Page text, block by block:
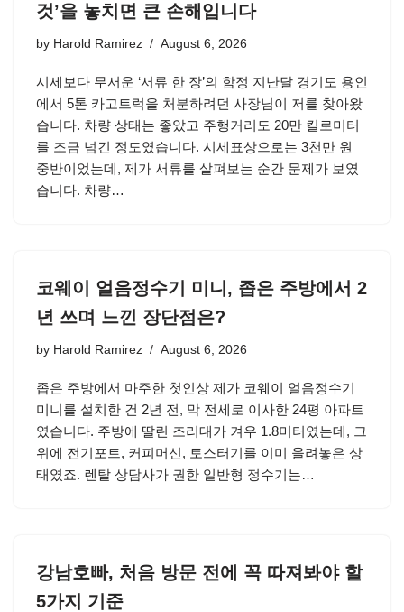
것’을 놓치면 큰 손해입니다
by Harold Ramirez August 6, 2026
시세보다 무서운 ‘서류 한 장’의 함정 지난달 경기도 용인
에서 5톤 카고트럭을 처분하려던 사장님이 저를 찾아왔
습니다. 차량 상태는 좋았고 주행거리도 20만 킬로미터
를 조금 넘긴 정도였습니다. 시세표상으로는 3천만 원
중반이었는데, 제가 서류를 살펴보는 순간 문제가 보였
습니다. 차량…
코웨이 얼음정수기 미니, 좁은 주방에서 2
년 쓰며 느낀 장단점은?
by Harold Ramirez August 6, 2026
좁은 주방에서 마주한 첫인상 제가 코웨이 얼음정수기
미니를 설치한 건 2년 전, 막 전세로 이사한 24평 아파트
였습니다. 주방에 딸린 조리대가 겨우 1.8미터였는데, 그
위에 전기포트, 커피머신, 토스터기를 이미 올려놓은 상
태였죠. 렌탈 상담사가 권한 일반형 정수기는…
강남호빠, 처음 방문 전에 꼭 따져봐야 할
5가지 기준